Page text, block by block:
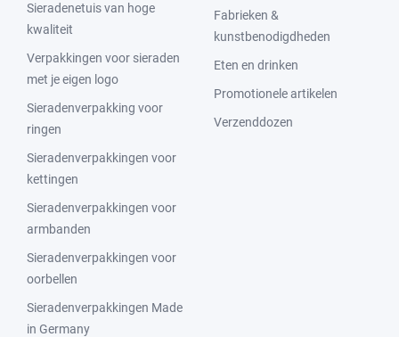
Sieradenetuis van hoge
kwaliteit
Verpakkingen voor sieraden
met je eigen logo
Sieradenverpakking voor
ringen
Sieradenverpakkingen voor
kettingen
Sieradenverpakkingen voor
armbanden
Sieradenverpakkingen voor
oorbellen
Sieradenverpakkingen Made
in Germany
Fabrieken &
kunstbenodigdheden
Eten en drinken
Promotionele artikelen
Verzenddozen